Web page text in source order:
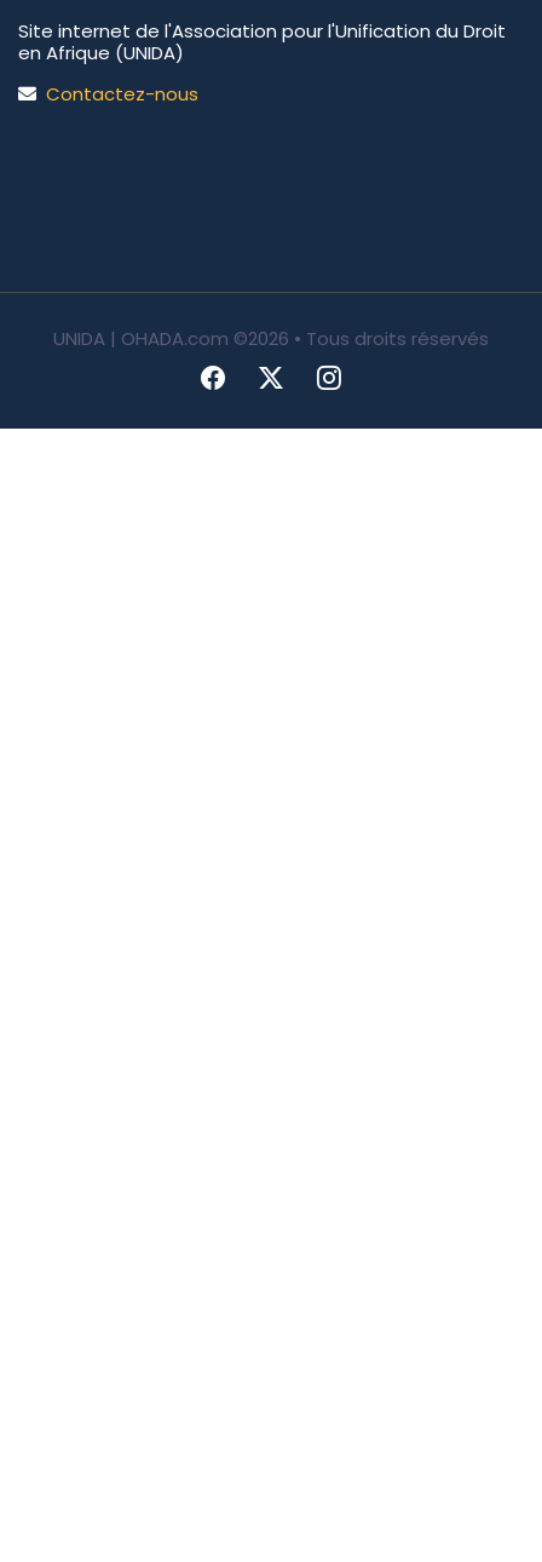
Site internet de l'Association pour l'Unification du Droit
en Afrique (UNIDA)
Contactez-nous
UNIDA | OHADA.com ©2026 • Tous droits réservés